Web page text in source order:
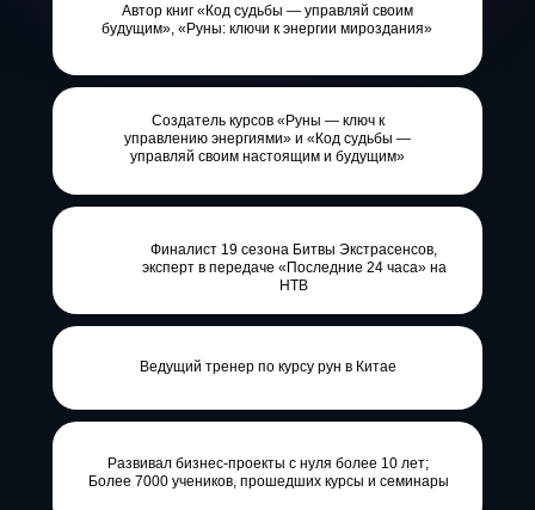
Автор книг «Код судьбы — управляй своим
будущим», «Руны: ключи к энергии мироздания»
Финалист 19 сезона Битвы Экстрасенсов,
эксперт в передаче «Последние 24 часа» на
НТВ
Развивал бизнес-проекты с нуля более 10 лет;
Более 7000 учеников, прошедших курсы и семинары
Создатель курсов «Руны — ключ к
управлению энергиями» и «Код судьбы —
управляй своим настоящим и будущим»
Ведущий тренер по курсу рун в Китае